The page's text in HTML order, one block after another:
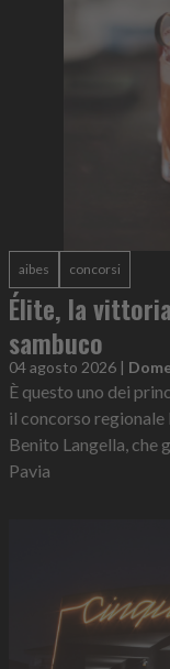
aibes concorsi
Élite, la
sambuco
04 agosto 2026 |
È questo uno dei
il concorso
Benito Langella, che
Pavia